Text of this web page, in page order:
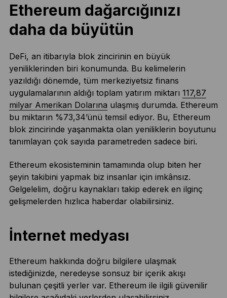
Ethereum dağarcığınızı
daha da büyütün
DeFi, an itibarıyla blok zincirinin en büyük
yeniliklerinden biri konumunda. Bu kelimelerin
yazıldığı dönemde, tüm merkeziyetsiz finans
uygulamalarının aldığı toplam yatırım miktarı 117,87
milyar Amerikan Dolarına ulaşmış durumda. Ethereum
bu miktarın %73,34’ünü temsil ediyor. Bu, Ethereum
blok zincirinde yaşanmakta olan yeniliklerin boyutunu
tanımlayan çok sayıda parametreden sadece biri.
Ethereum ekosisteminin tamamında olup biten her
şeyin takibini yapmak biz insanlar için imkânsız.
Gelgelelim, doğru kaynakları takip ederek en ilginç
gelişmelerden hızlıca haberdar olabilirsiniz.
İnternet medyası
Ethereum hakkında doğru bilgilere ulaşmak
istediğinizde, neredeyse sonsuz bir içerik akışı
bulunan çeşitli yerler var. Ethereum ile ilgili güvenilir